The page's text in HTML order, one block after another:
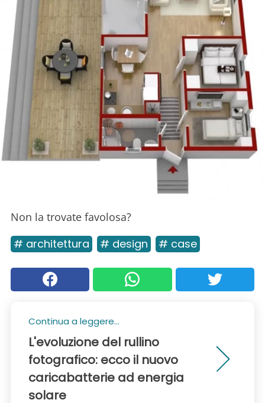
Non la trovate favolosa?
# architettura # design # case
Continua a leggere...
L'evoluzione del rullino
fotografico: ecco il nuovo
caricabatterie ad energia
solare